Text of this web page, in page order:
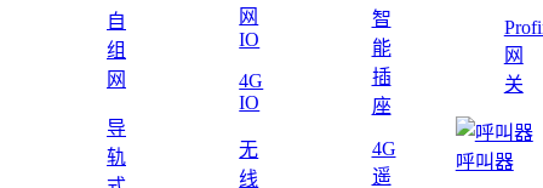
自
组
网
导
轨
网
IO
4G
IO
无
线
智
能
插
座
4G
遥
网
关
呼叫器